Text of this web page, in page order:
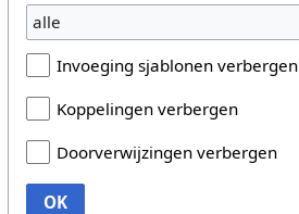
alle
Invoeging sjablonen verbergen
Koppelingen verbergen
Doorverwijzingen verbergen
OK